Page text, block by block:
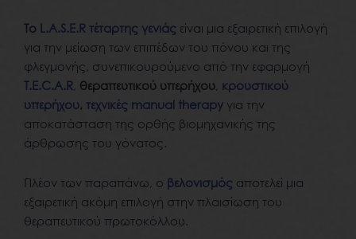
Το L.A.S.E.R τέταρτης γενιάς είναι μια εξαιρετική επιλογή
για την μείωση των επιπέδων του πόνου και της
φλεγμονής, συνεπικουρούμενο από την εφαρμογή
T.E.C.A.R, θεραπευτικού υπερήχου, κρουστικού
υπερήχου, τεχνικές manual therapy για την
αποκατάσταση της ορθής βιομηχανικής της
άρθρωσης του γόνατος.
Πλέον των παραπάνω, ο βελονισμός αποτελεί μια
εξαιρετική ακόμη επιλογή στην πλαισίωση του
θεραπευτικού πρωτοκόλλου.